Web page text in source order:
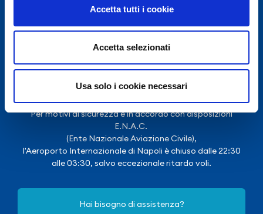
Accetta tutti i cookie
Accetta selezionati
Usa solo i cookie necessari
Per motivi di sicurezza e in accordo con disposizioni
E.N.A.C.
(Ente Nazionale Aviazione Civile),
l'Aeroporto Internazionale di Napoli è chiuso dalle 22:30
alle 03:30, salvo eccezionale ritardo voli.
Hai bisogno di assistenza?